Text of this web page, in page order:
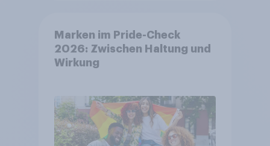
Marken im Pride-Check
2026: Zwischen Haltung und
Wirkung